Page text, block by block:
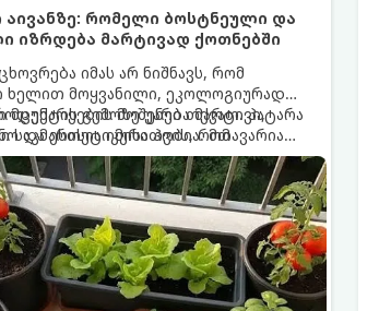
აივანზე: რომელი ბოსტნეული და
იზრდება მარტივად ქოთნებში
იმას არ ნიშნავს, რომ
ხელით მოყვანილი, ეკოლოგიურად
გემოზე უარი თქვათ. პატარა
საკმარისია იმისათვის, რომ
ბოსტანი, საიდანაც
ახალ, არომატულ მწვანილსა
მოკრეფთ.
მცენარეების მოშენება მარტივი,
და ესთეტიკური ჰობია. მთავარია
კულტურები ეგუებიან
ყველაზე კარგად და როგორ
სწორად.